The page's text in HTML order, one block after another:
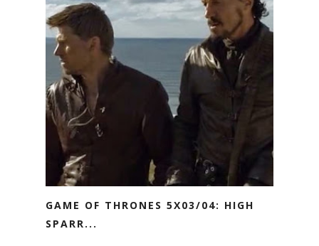
GAME OF THRONES 5X03/04: HIGH
SPARR...